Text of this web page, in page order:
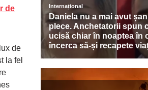
de
de
la fel